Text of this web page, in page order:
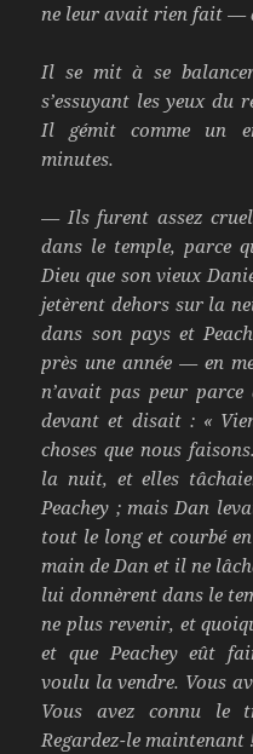
ne leur avait rien fait —
Il se mit à se
s’essuyant les yeux du
Il gémit comme un
minutes.
— Ils furent assez
dans le temple, parce
Dieu que son vieux
jetèrent dehors sur la
dans son pays et
près une année — en
n’avait pas peur
devant et disait : «
choses que nous
la nuit, et elles
Peachey ; mais Dan
tout le long et courbé
main de Dan et il ne
lui donnèrent dans le
ne plus revenir, et
et que Peachey eût
voulu la vendre. Vous
Vous avez connu le
Regardez-le maintenant